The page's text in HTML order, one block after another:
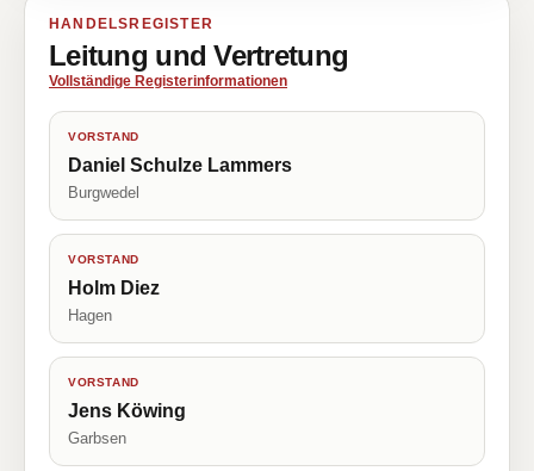
HANDELSREGISTER
Leitung und Vertretung
Vollständige Registerinformationen
VORSTAND
Daniel Schulze Lammers
Burgwedel
VORSTAND
Holm Diez
Hagen
VORSTAND
Jens Köwing
Garbsen